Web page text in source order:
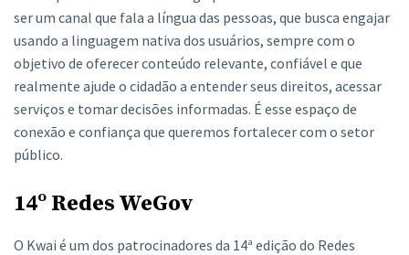
ser um canal que fala a língua das pessoas, que busca engajar
usando a linguagem nativa dos usuários, sempre com o
objetivo de oferecer conteúdo relevante, confiável e que
realmente ajude o cidadão a entender seus direitos, acessar
serviços e tomar decisões informadas. É esse espaço de
conexão e confiança que queremos fortalecer com o setor
público.
14º Redes WeGov
O Kwai é um dos patrocinadores da 14ª edição do Redes